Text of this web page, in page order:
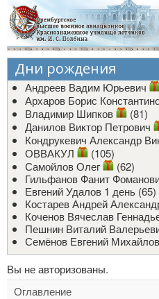
Дни рождения
Андреев Вадим Юрьевич
Архаров Борис
Владимир Шипков
(81)
Данилов Виктор Петрович
Кондрукевич Александр
ОВВАКУЛ
(105)
Самойлов Олег
(62)
Гильфанов Фанит
Евгений Удалов 1 день (65)
Костарев Андрей
Коченов Вячеслав
Пешнин Виталий
Семёнов Евгений
Вы не авторизованы.
Оглавление